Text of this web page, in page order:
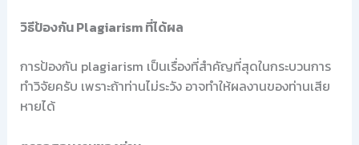
วิธีป้องกัน Plagiarism ที่ได้ผล
การป้องกัน plagiarism เป็นเรื่องที่สำคัญที่สุดในกระบวนการ
ทำวิจัยครับ เพราะถ้าท่านไม่ระวัง อาจทำให้ผลงานของท่านเสีย
หายได้